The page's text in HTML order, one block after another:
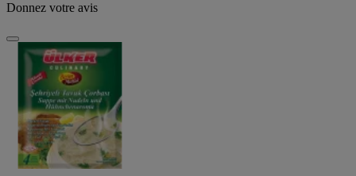
Donnez votre avis